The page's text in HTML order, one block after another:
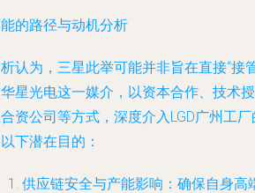
的路径与动机分析
认为，三星此举可能并非旨在直接“接
星光电这一媒介，以资本合作、技术
资公司等方式，深度介入LGD广州工
下潜在目的：
供应链安全与产能影响 ：确保自身